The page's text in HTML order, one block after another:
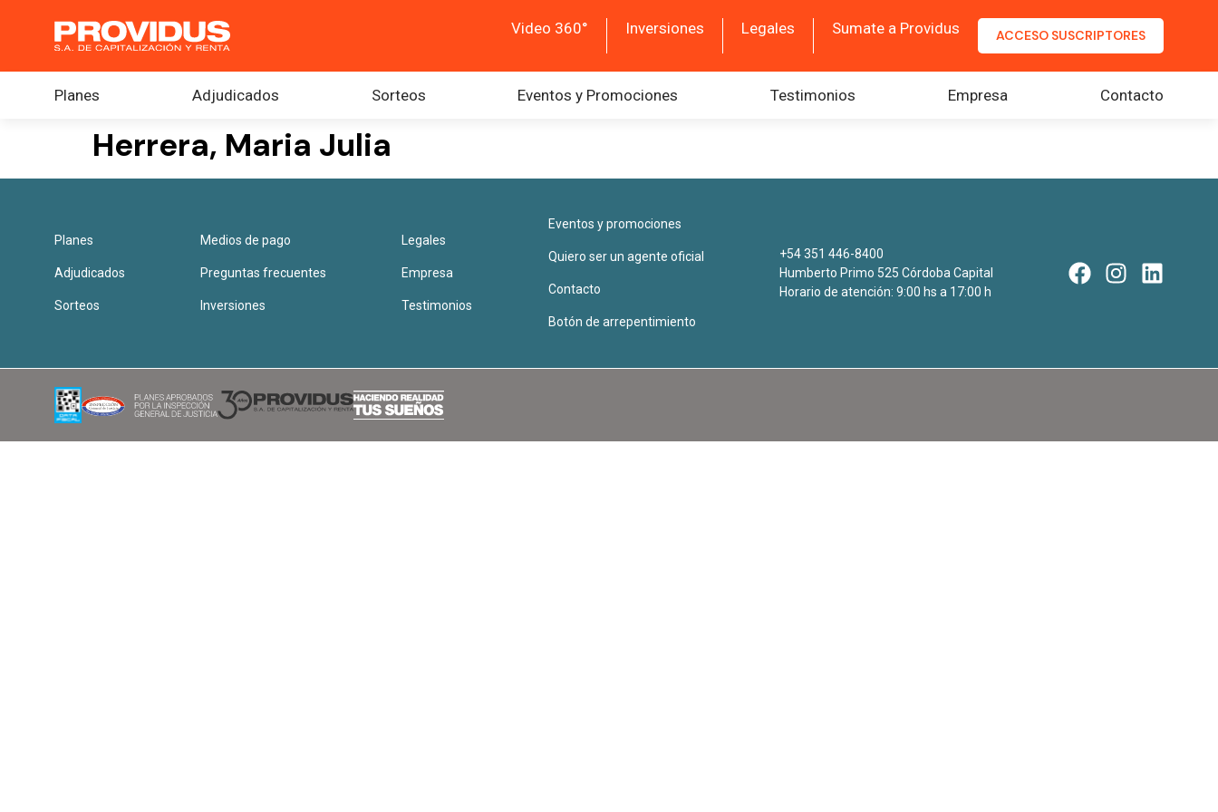
Video 360° Inversiones Legales Sumate a Providus ACCESO SUSCRIPTORES
Planes Adjudicados Sorteos Eventos y Promociones Testimonios Empresa Contacto
Herrera, Maria Julia
Planes
Adjudicados
Sorteos
Medios de pago
Preguntas frecuentes
Inversiones
Legales
Empresa
Testimonios
Eventos y promociones
Quiero ser un agente oficial
Contacto
Botón de arrepentimiento
+54 351 446-8400
Humberto Primo 525 Córdoba Capital
Horario de atención: 9:00 hs a 17:00 h